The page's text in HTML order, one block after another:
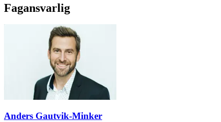
Fagansvarlig
Anders Gautvik-Minker